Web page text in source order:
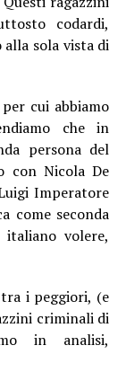
codardi,
sola vista di
cui abbiamo
che in
persona del
con Nicola De
Imperatore
come seconda
volere,
tra i peggiori, (e
criminali di
in analisi,